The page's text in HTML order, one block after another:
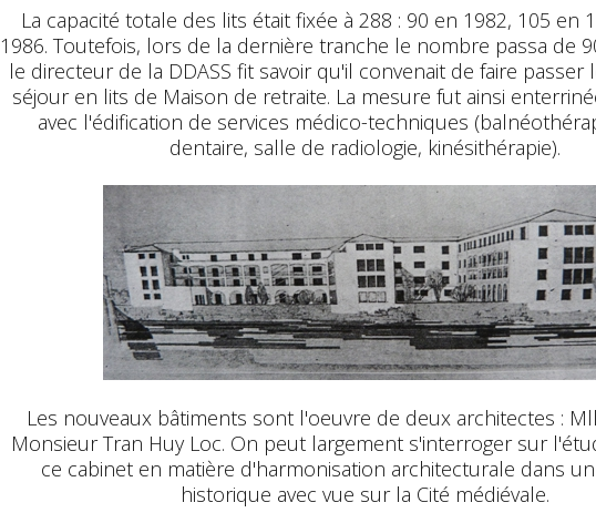
La capacité totale des lits était fixée à 288 : 90 en 1982, 105 en
1986. Toutefois, lors de la dernière tranche le nombre passa de
le directeur de la DDASS fit savoir qu'il convenait de faire passer
séjour en lits de Maison de retraite. La mesure fut ainsi
avec l'édification de services médico-techniques
dentaire, salle de radiologie, kinésithérapie).
Les nouveaux bâtiments sont l'oeuvre de deux architectes :
Monsieur Tran Huy Loc. On peut largement s'interroger sur
ce cabinet en matière d'harmonisation architecturale dans
historique avec vue sur la Cité médiévale.